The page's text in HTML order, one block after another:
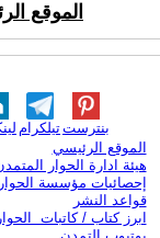
الموقع
تيلكرامبنترست
الموقع الرئيسي
هيئة ادارة الحوار
إحصائيات مؤسسة
قواعد النشر
ابرز كتاب / كاتبات